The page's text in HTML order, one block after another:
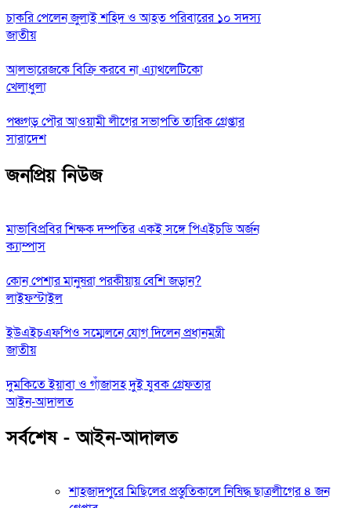
চাকরি পেলেন জুলাই শহিদ ও আহত পরিবারের ১০ সদস্য
জাতীয়
আলভারেজকে বিক্রি করবে না এ্যাথলেটিকো
খেলাধুলা
পঞ্চগড় পৌর আওয়ামী লীগের সভাপতি তারিক গ্রেপ্তার
সারাদেশ
জনপ্রিয় নিউজ
মাভাবিপ্রবির শিক্ষক দম্পতির একই সঙ্গে পিএইচডি অর্জন
ক্যাম্পাস
কোন পেশার মানুষরা পরকীয়ায় বেশি জড়ান?
লাইফস্টাইল
ইউএইচএফপিও সম্মেলনে যোগ দিলেন প্রধানমন্ত্রী
জাতীয়
দুমকিতে ইয়াবা ও গাঁজাসহ দুই যুবক গ্রেফতার
আইন-আদালত
সর্বশেষ - আইন-আদালত
শাহজাদপুরে মিছিলের প্রস্তুতিকালে নিষিদ্ধ ছাত্রলীগের ৪ জন